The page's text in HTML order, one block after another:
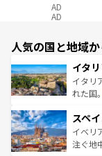
AD
AD
人気の国と地域
イタ
イタリ
れた国。
ろん、
景など
ピザや
スペ
イベリ
注ぐ地